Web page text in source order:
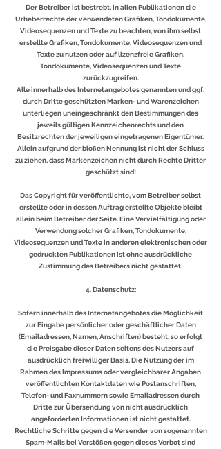
Der Betreiber ist bestrebt, in allen Publikationen die
Urheberrechte der verwendeten Grafiken, Tondokumente,
Videosequenzen und Texte zu beachten, von ihm selbst
erstellte Grafiken, Tondokumente, Videosequenzen und
Texte zu nutzen oder auf lizenzfreie Grafiken,
Tondokumente, Videosequenzen und Texte
zurückzugreifen.
Alle innerhalb des Internetangebotes genannten und ggf.
durch Dritte geschützten Marken- und Warenzeichen
unterliegen uneingeschränkt den Bestimmungen des
jeweils gültigen Kennzeichenrechts und den
Besitzrechten der jeweiligen eingetragenen Eigentümer.
Allein aufgrund der bloßen Nennung ist nicht der Schluss
zu ziehen, dass Markenzeichen nicht durch Rechte Dritter
geschützt sind!
Das Copyright für veröffentlichte, vom Betreiber selbst
erstellte oder in dessen Auftrag erstellte Objekte bleibt
allein beim Betreiber der Seite. Eine Vervielfältigung oder
Verwendung solcher Grafiken, Tondokumente,
Videosequenzen und Texte in anderen elektronischen oder
gedruckten Publikationen ist ohne ausdrückliche
Zustimmung des Betreibers nicht gestattet.
4. Datenschutz:
Sofern innerhalb des Internetangebotes die Möglichkeit
zur Eingabe persönlicher oder geschäftlicher Daten
(Emailadressen, Namen, Anschriften) besteht, so erfolgt
die Preisgabe dieser Daten seitens des Nutzers auf
ausdrücklich freiwilliger Basis. Die Nutzung der im
Rahmen des Impressums oder vergleichbarer Angaben
veröffentlichten Kontaktdaten wie Postanschriften,
Telefon- und Faxnummern sowie Emailadressen durch
Dritte zur Übersendung von nicht ausdrücklich
angeforderten Informationen ist nicht gestattet.
Rechtliche Schritte gegen die Versender von sogenannten
Spam-Mails bei Verstößen gegen dieses Verbot sind